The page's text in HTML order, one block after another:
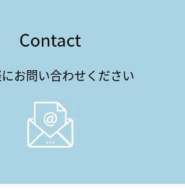
Contact
お問い合わせください